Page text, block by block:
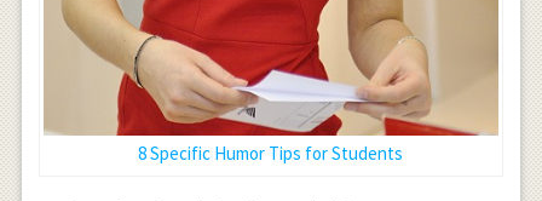
8 Specific Humor Tips for Students